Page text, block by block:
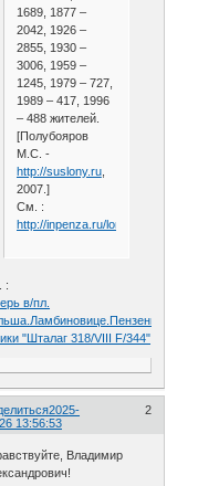
1689, 1877 –
2042, 1926 –
2855, 1930 –
3006, 1959 –
1245, 1979 – 727,
1989 – 417, 1996
– 488 жителей.
[Полубояров
М.С. -
http://suslony.ru,
2007.]
См. :
http://inpenza.ru/lomov/
:
в/пл.
"Шталаг 318/VIII F/344"
2
2025-
13:56:53
Владимир